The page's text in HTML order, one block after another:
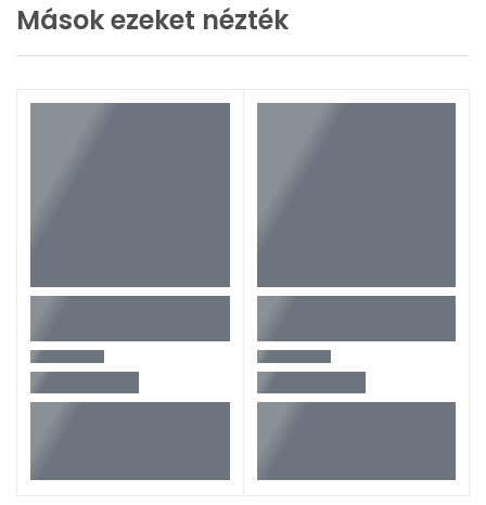
Mások ezeket nézték